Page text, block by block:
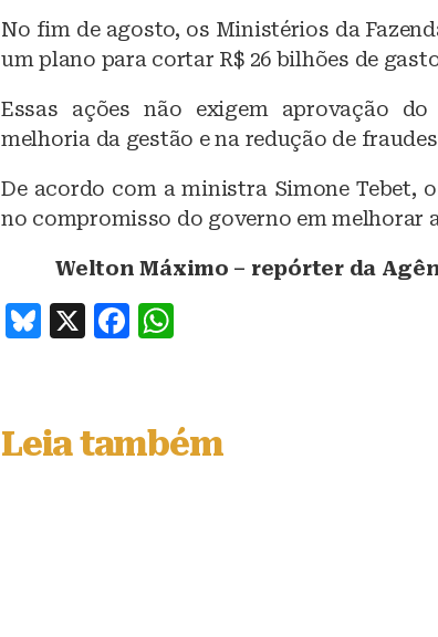
No fim de agosto, os Ministérios da
um plano para cortar R$ 26 bilhões de
Essas ações não exigem aprovação
melhoria da gestão e na redução de
De acordo com a ministra Simone Tebet,
no compromisso do governo em melhorar
Welton Máximo – repórter da
B
s
k
X
F
e
b
s
A
Leia também